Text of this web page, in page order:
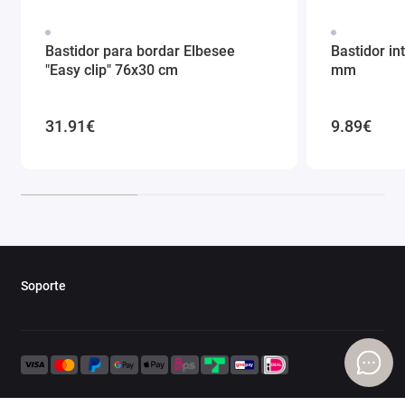
Bastidor para bordar Elbesee
"Easy clip" 76x30 cm
31.91€
Bastidor
mm
9.89€
Soporte